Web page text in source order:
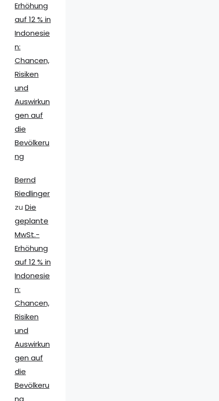
Erhöhung
auf 12 % in
Indonesie
n:
Chancen,
Risiken
und
Auswirkun
gen auf
die
Bevölkeru
ng
Bernd
Riedlinger
zu Die
geplante
MwSt.-
Erhöhung
auf 12 % in
Indonesie
n:
Chancen,
Risiken
und
Auswirkun
gen auf
die
Bevölkeru
ng